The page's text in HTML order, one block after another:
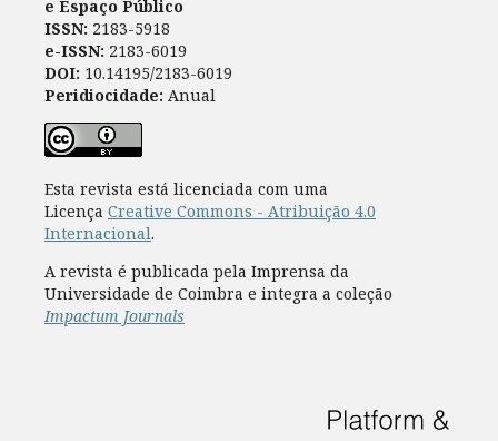
e Espaço Público
ISSN: 2183-5918
e-ISSN: 2183-6019
DOI: 10.14195/2183-6019
Peridiocidade: Anual
Esta revista está licenciada com uma
Licença Creative Commons - Atribuição 4.0
Internacional.
A revista é publicada pela Imprensa da
Universidade de Coimbra e integra a coleção
Impactum Journals